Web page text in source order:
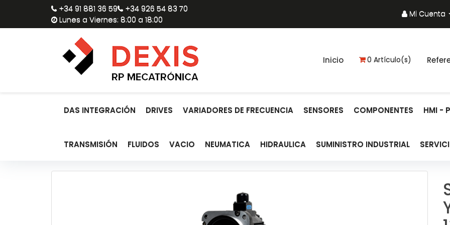
+34 91 881 36 59
+34 926 54 83 70
Lunes a Viernes: 8:00 a 18:00
Mi Cuenta
Inicio 0 Artículo(s)
DAS INTEGRACIÓN DRIVES VARIADORES DE FRECUENCIA SENSORES COMPONENTES HMI -
TRANSMISIÓN FLUIDOS VACIO NEUMATICA HIDRAULICA SUMINISTRO INDUSTRIAL